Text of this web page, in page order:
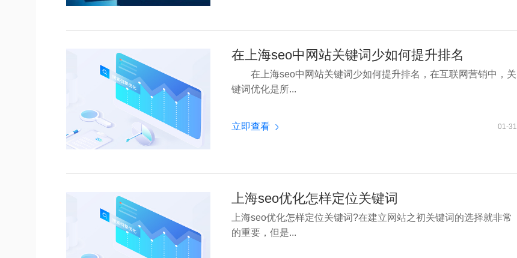
在上海seo中网站关键词少如何提升排名
在上海seo中网站关键词少如何提升排名，在互联网营销中，关
键词优化是所...
立即查看 01-31
上海seo优化怎样定位关键词
上海seo优化怎样定位关键词?在建立网站之初关键词的选择就非常
的重要，但是...